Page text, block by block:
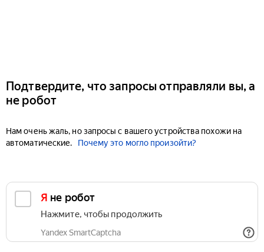
Подтвердите, что запросы отправляли вы, а
не робот
Нам очень жаль, но запросы с вашего устройства похожи на
автоматические.
Почему это могло произойти?
Я не робот
Нажмите, чтобы продолжить
Yandex SmartCaptcha